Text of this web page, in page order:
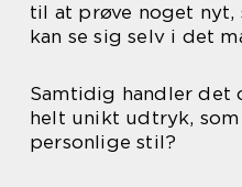
til at prøve noget nyt,
kan se sig selv i det
Samtidig handler det
helt unikt udtryk,
personlige stil?